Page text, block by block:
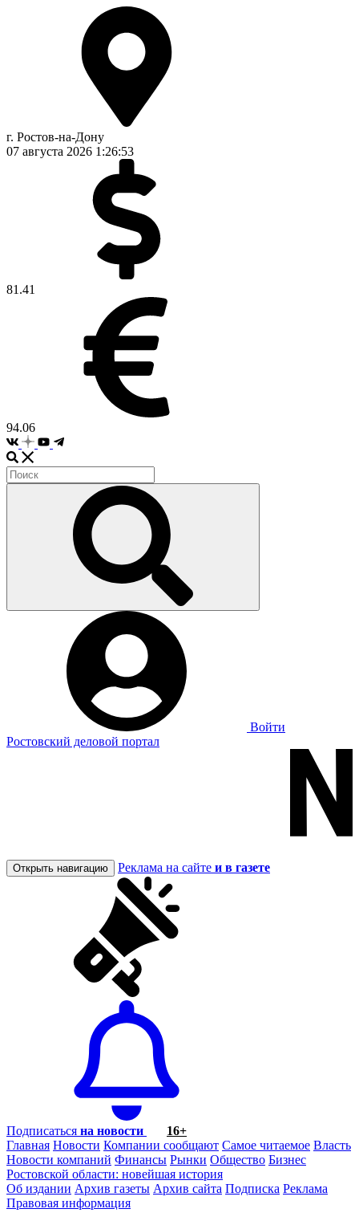
г. Ростов-на-Дону
07 августа 2026 1:26:54
81.41
94.06
Войти
Ростовский деловой портал
Открыть навигацию Реклама на сайте и в газете
Подписаться на новости
16+
Главная Новости Компании сообщают Самое читаемое Власть
Новости компаний Финансы Рынки Общество Бизнес
Ростовской области: новейшая история
Об издании Архив газеты Архив сайта Подписка Реклама
Правовая информация